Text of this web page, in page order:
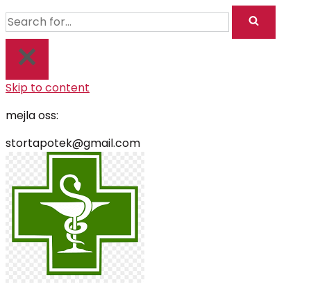
Skip to content
mejla oss:
stortapotek@gmail.com